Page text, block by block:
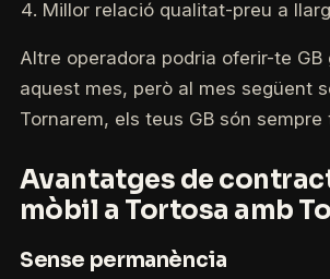
Millor relació qualitat-preu a
Altre operadora podria oferir-te GB
aquest mes, però al mes següent
Tornarem, els teus GB són sempre
Avantatges de
mòbil a Tortosa amb
Sense permanència